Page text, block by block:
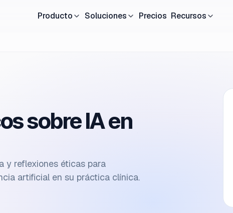
Producto Soluciones Precios Recursos
sobre IA en
y reflexiones éticas para
artificial en su práctica clínica.